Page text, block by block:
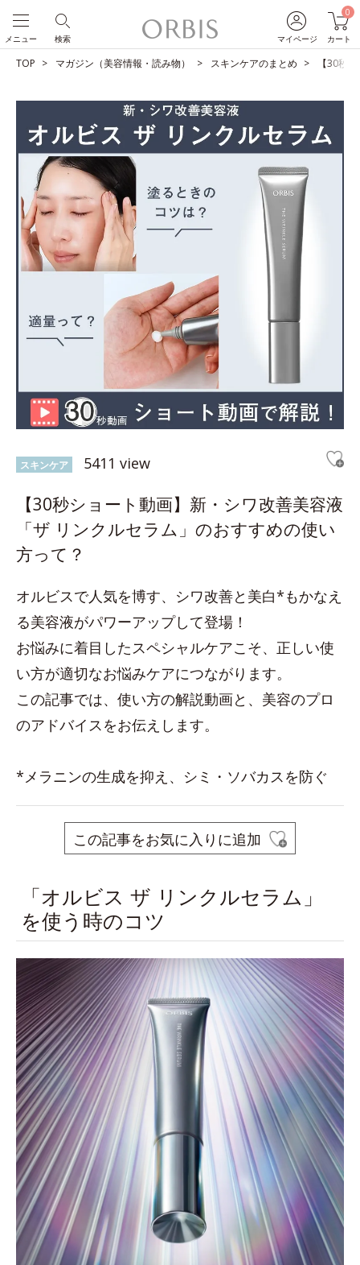
マイページ
0
カート
検索
メニュー
TOP マガジン（美容情報・読み物） スキンケアのまとめ 【30秒
スキンケア 5411 view
【30秒ショート動画】新・シワ改善美容液
「ザ リンクルセラム」のおすすめの使い
方って？
オルビスで人気を博す、シワ改善と美白*もかなえ
る美容液がパワーアップして登場！
お悩みに着目したスペシャルケアこそ、正しい使
い方が適切なお悩みケアにつながります。
この記事では、使い方の解説動画と、美容のプロ
のアドバイスをお伝えします。
*メラニンの生成を抑え、シミ・ソバカスを防ぐ
この記事をお気に入りに追加
「オルビス ザ リンクルセラム」
を使う時のコツ